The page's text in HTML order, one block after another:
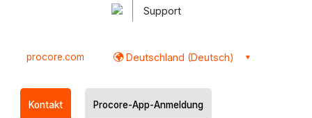
Support
procore.com Deutschland (Deutsch)
Kontakt Procore-App-Anmeldung